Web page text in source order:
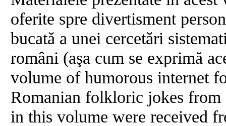
oferite spre divertisment
bucată a unei cercetări
români (aşa cum se exprimă
volume of humorous internet
Romanian folkloric jokes from
in this volume were received